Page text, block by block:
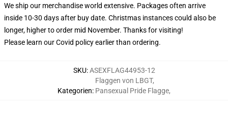
We ship our merchandise world extensive. Packages often arrive
inside 10-30 days after buy date. Christmas instances could also be
longer, higher to order mid November. Thanks for visiting!
Please learn our Covid policyearlier than ordering.
SKU:ASEXFLAG44953-12
Kategorien:
Flaggen von LBGT,
Pansexual Pride Flagge,